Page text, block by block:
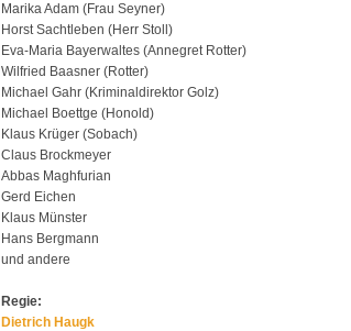
Marika Adam (Frau Seyner)
Horst Sachtleben (Herr Stoll)
Eva-Maria Bayerwaltes (Annegret Rotter)
Wilfried Baasner (Rotter)
Michael Gahr (Kriminaldirektor Golz)
Michael Boettge (Honold)
Klaus Krüger (Sobach)
Claus Brockmeyer
Abbas Maghfurian
Gerd Eichen
Klaus Münster
Hans Bergmann
und andere
Regie:
Dietrich Haugk